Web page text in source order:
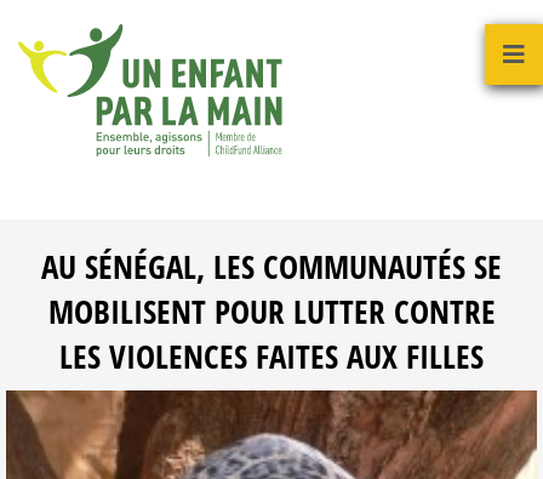
AU SÉNÉGAL, LES COMMUNAUTÉS SE
MOBILISENT POUR LUTTER CONTRE
LES VIOLENCES FAITES AUX FILLES